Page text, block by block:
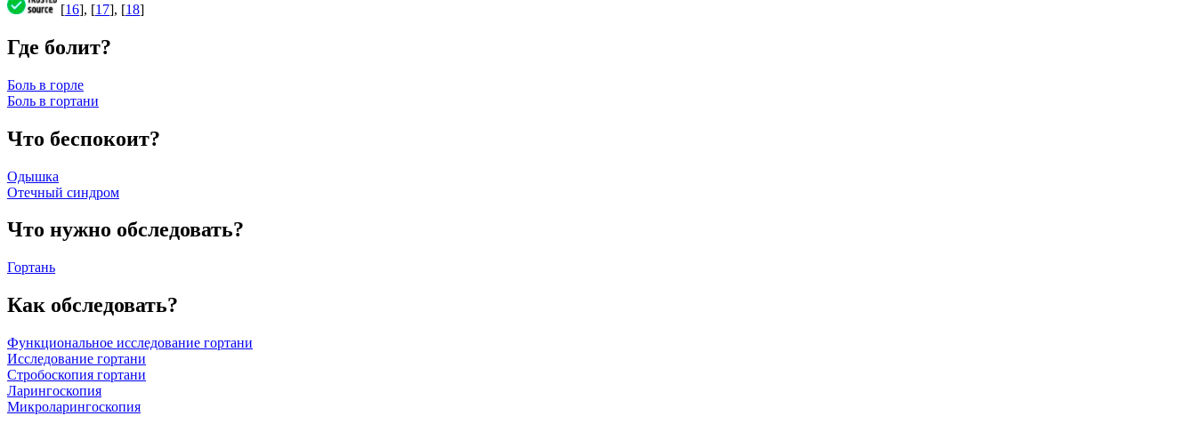
[16], [17], [18]
Где болит?
Боль в горле
Боль в гортани
Что беспокоит?
Одышка
Отечный синдром
Что нужно обследовать?
Гортань
Как обследовать?
Функциональное исследование гортани
Исследование гортани
Стробоскопия гортани
Ларингоскопия
Микроларингоскопия